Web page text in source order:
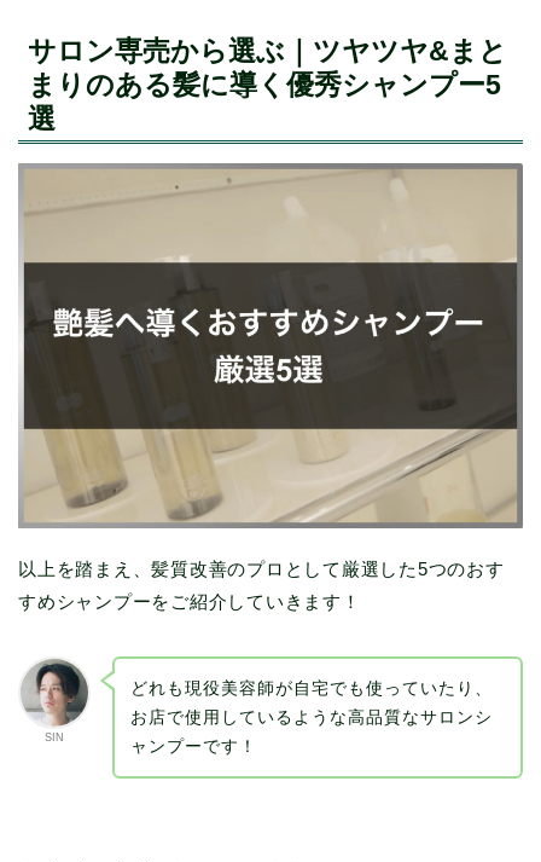
サロン専売から選ぶ｜ツヤツヤ&まと
まりのある髪に導く優秀シャンプー5
選
以上を踏まえ、髪質改善のプロとして厳選した5つのおす
すめシャンプーをご紹介していきます！
SIN
どれも現役美容師が自宅でも使っていたり、
お店で使用しているような高品質なサロンシ
ャンプーです！